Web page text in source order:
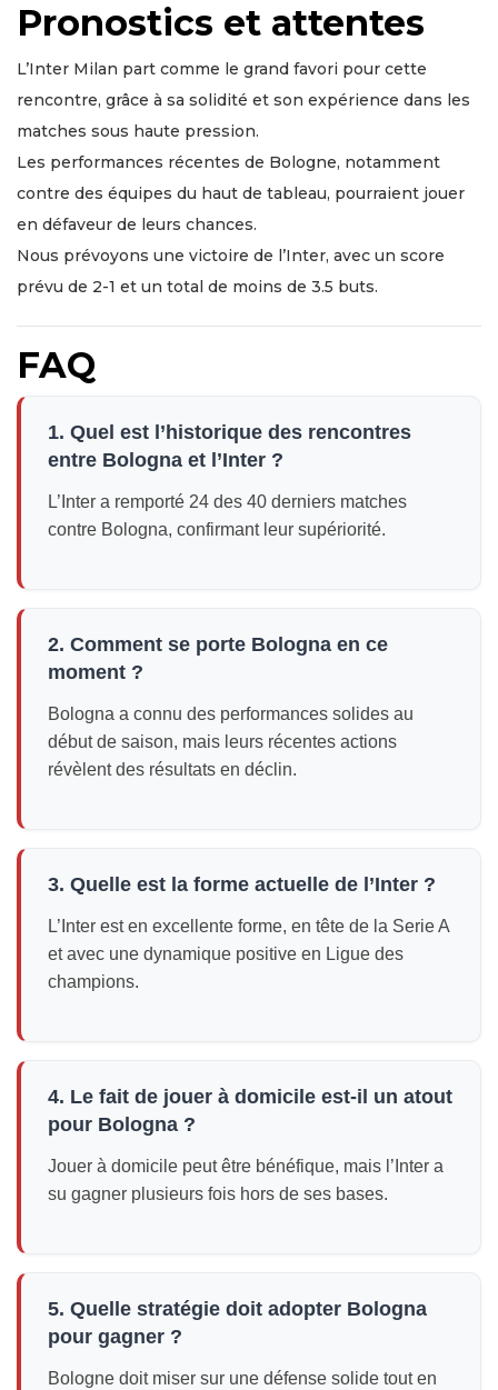
Pronostics et attentes
L’Inter Milan part comme le grand favori pour cette
rencontre, grâce à sa solidité et son expérience dans les
matches sous haute pression.
Les performances récentes de Bologne, notamment
contre des équipes du haut de tableau, pourraient jouer
en défaveur de leurs chances.
Nous prévoyons une victoire de l’Inter, avec un score
prévu de 2-1 et un total de moins de 3.5 buts.
FAQ
1. Quel est l’historique des rencontres
entre Bologna et l’Inter ?
L’Inter a remporté 24 des 40 derniers matches
contre Bologna, confirmant leur supériorité.
2. Comment se porte Bologna en ce
moment ?
Bologna a connu des performances solides au
début de saison, mais leurs récentes actions
révèlent des résultats en déclin.
3. Quelle est la forme actuelle de l’Inter ?
L’Inter est en excellente forme, en tête de la Serie A
et avec une dynamique positive en Ligue des
champions.
4. Le fait de jouer à domicile est-il un atout
pour Bologna ?
Jouer à domicile peut être bénéfique, mais l’Inter a
su gagner plusieurs fois hors de ses bases.
5. Quelle stratégie doit adopter Bologna
pour gagner ?
Bologne doit miser sur une défense solide tout en